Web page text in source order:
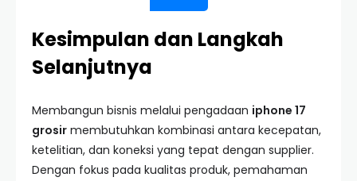
Kesimpulan dan Langkah
Selanjutnya
Membangun bisnis melalui pengadaan iphone 17
grosir membutuhkan kombinasi antara kecepatan,
ketelitian, dan koneksi yang tepat dengan supplier.
Dengan fokus pada kualitas produk, pemahaman